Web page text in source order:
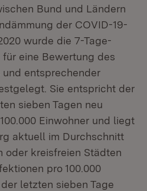
Bund und Ländern
der COVID-19-
wurde die 7-Tage-
eine Bewertung des
entsprechender
Sie entspricht der
sieben Tagen neu
Einwohner und liegt
aktuell im Durchschnitt
oder kreisfreien Städten
pro 100.000
letzten sieben Tage